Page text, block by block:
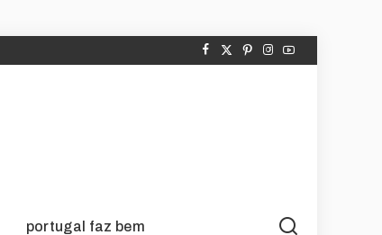
portugal faz bem